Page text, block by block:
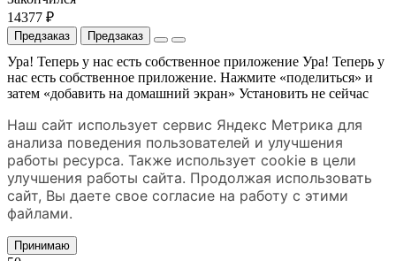
14377 ₽
Предзаказ Предзаказ
Ура! Теперь у нас есть собственное приложение Ура! Теперь у
нас есть собственное приложение. Нажмите «поделиться» и
затем «добавить на домашний экран» Установить не сейчас
Наш сайт использует сервис Яндекс Метрика для
анализа поведения пользователей и улучшения
работы ресурса. Также использует cookie в цели
улучшения работы сайта. Продолжая использовать
сайт, Вы даете свое согласие на работу с этими
файлами.
Принимаю